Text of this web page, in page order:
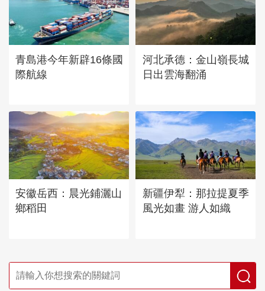
青島港今年新辟16條國
際航線
河北承德：金山嶺長城
日出雲海翻涌
安徽岳西：晨光鋪灑山
鄉稻田
新疆伊犁：那拉提夏季
風光如畫 游人如織